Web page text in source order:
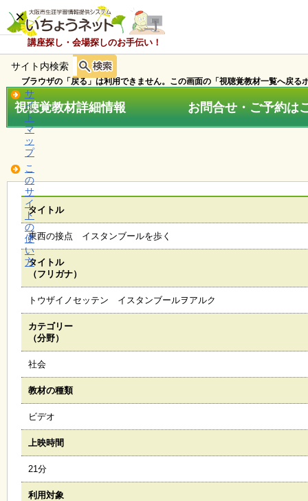
講座探し・会場探しのお手伝い！
×
ホ
ー
ム
知
ら
せ
講
座
・
イ
ベ
ト
設
約
い
サイト内検索
サ
イ
ト
マ
ッ
プ
こ
の
サ
イ
ト
の
使
い
方
ブラウザの「戻る」は利用できません。この画面の「視聴覚教材一覧へ戻る
視聴覚教材詳細情報 お問合せ・ご予約はこ
タイトル
東西の接点 イスタンブールを歩く
タイトル
（フリガナ）
トウザイノセッテン イスタンブールヲアルク
カテゴリー
（分野）
社会
教材の種類
ビデオ
上映時間
21分
利用対象